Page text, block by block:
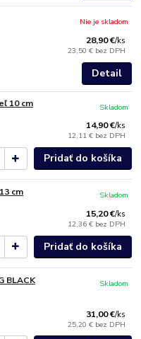
28,90 €/ks
23,50 € bez DPH
Nie je skladom
Detail
10 cm
14,90 €/ks
12,11 € bez DPH
Skladom
Pridať do košíka
cm
15,20 €/ks
12,36 € bez DPH
Skladom
Pridať do košíka
BLACK
31,00 €/ks
25,20 € bez DPH
Skladom